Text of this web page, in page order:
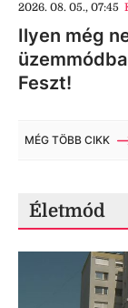
2026. 08. 05., 07:45
Ilyen még
Feszt!
MÉG TÖBB CIKK
Életmód